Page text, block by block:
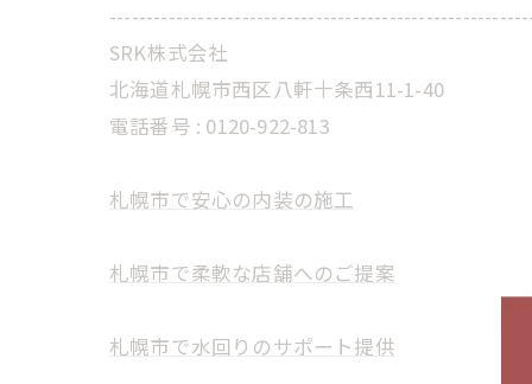
SRK株式会社
北海道札幌市西区八軒十条西11-1-40
電話番号 : 0120-922-813
札幌市で安心の内装の施工
札幌市で柔軟な店舗へのご提案
札幌市で水回りのサポート提供